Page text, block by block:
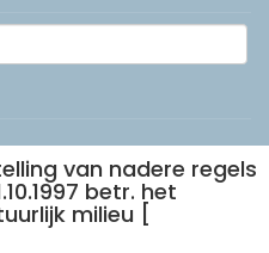
van nadere regels
betr. het
milieu [